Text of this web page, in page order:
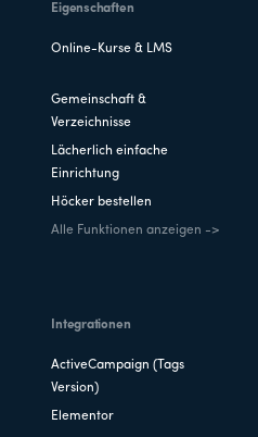
Eigenschaften
Online-Kurse & LMS
Gemeinschaft &
Verzeichnisse
Lächerlich einfache
Einrichtung
Höcker bestellen
Alle Funktionen anzeigen ->
Integrationen
ActiveCampaign (Tags
Version)
Elementor